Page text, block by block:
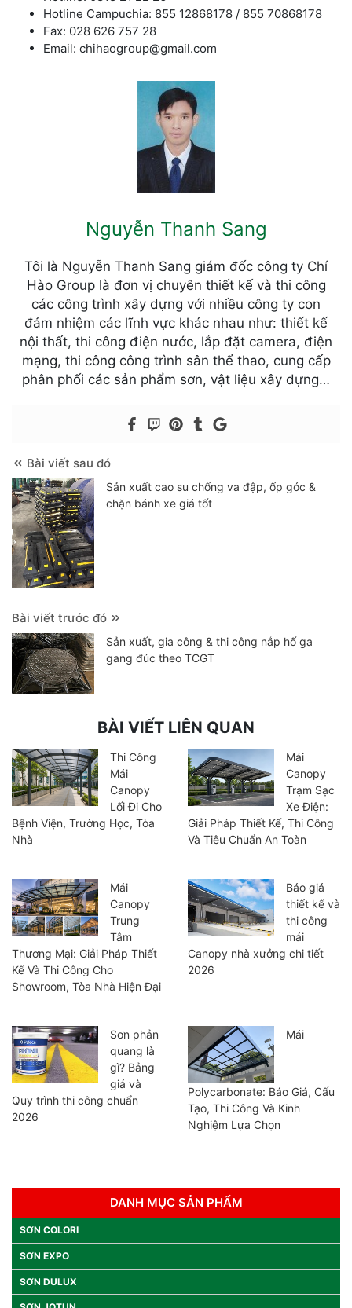
Hotline Campuchia: 855 12868178 / 855 70868178
Fax: 028 626 757 28
Email: chihaogroup@gmail.com
Nguyễn Thanh Sang
Tôi là Nguyễn Thanh Sang giám đốc công ty Chí
Hào Group là đơn vị chuyên thiết kế và thi công
các công trình xây dựng với nhiều công ty con
đảm nhiệm các lĩnh vực khác nhau như: thiết kế
nội thất, thi công điện nước, lắp đặt camera, điện
mạng, thi công công trình sân thể thao, cung cấp
phân phối các sản phẩm sơn, vật liệu xây dựng…
Bài viết sau đó
Sản xuất cao su chống va đập, ốp góc &
chặn bánh xe giá tốt
Bài viết trước đó
Sản xuất, gia công & thi công nắp hố ga
gang đúc theo TCGT
BÀI VIẾT LIÊN QUAN
Thi Công
Mái
Canopy
Lối Đi Cho
Bệnh Viện, Trường Học, Tòa
Nhà
Mái
Canopy
Trạm Sạc
Xe Điện:
Giải Pháp Thiết Kế, Thi Công
Và Tiêu Chuẩn An Toàn
Mái
Canopy
Trung
Tâm
Thương Mại: Giải Pháp Thiết
Kế Và Thi Công Cho
Showroom, Tòa Nhà Hiện Đại
Báo giá
thiết kế và
thi công
mái
Canopy nhà xưởng chi tiết
2026
Sơn phản
quang là
gì? Bảng
giá và
Quy trình thi công chuẩn
2026
Mái
Polycarbonate: Báo Giá, Cấu
Tạo, Thi Công Và Kinh
Nghiệm Lựa Chọn
DANH MỤC SẢN PHẨM
SƠN COLORI
SƠN EXPO
SƠN DULUX